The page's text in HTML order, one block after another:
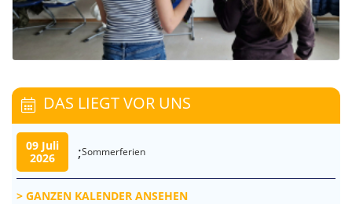
DAS LIEGT VOR UNS
09 Juli
2026
;Sommerferien
GANZEN KALENDER ANSEHEN